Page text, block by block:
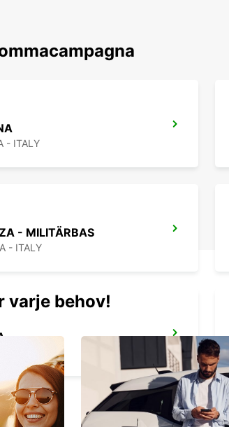
- ITALY
- MILITÄRBAS
- ITALY
varje behov!